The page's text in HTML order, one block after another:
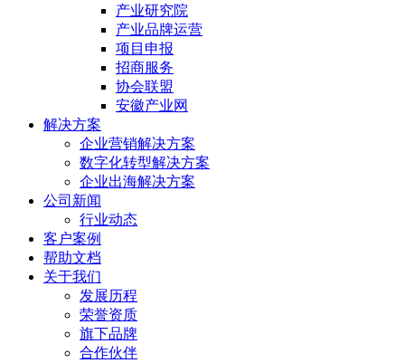
产业研究院
产业品牌运营
项目申报
招商服务
协会联盟
安徽产业网
解决方案
企业营销解决方案
数字化转型解决方案
企业出海解决方案
公司新闻
行业动态
客户案例
帮助文档
关于我们
发展历程
荣誉资质
旗下品牌
合作伙伴